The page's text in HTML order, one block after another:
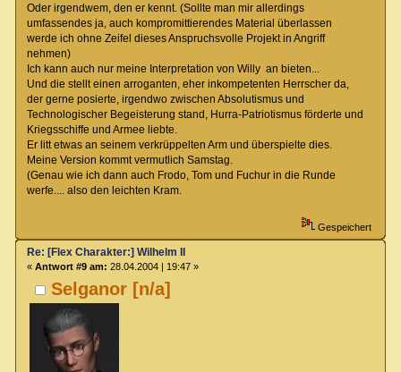
Oder irgendwem, den er kennt. (Sollte man mir allerdings
umfassendes ja, auch kompromittierendes Material überlassen
werde ich ohne Zeifel dieses Anspruchsvolle Projekt in Angriff
nehmen)
Ich kann auch nur meine Interpretation von Willy an bieten...
Und die stellt einen arroganten, eher inkompetenten Herrscher da,
der gerne posierte, irgendwo zwischen Absolutismus und
Technologischer Begeisterung stand, Hurra-Patriotismus förderte und
Kriegsschiffe und Armee liebte.
Er litt etwas an seinem verkrüppelten Arm und überspielte dies.
Meine Version kommt vermutlich Samstag.
(Genau wie ich dann auch Frodo, Tom und Fuchur in die Runde
werfe.... also den leichten Kram.
Gespeichert
Selganor [n/a]
Re: [Flex Charakter:] Wilhelm II
« Antwort #9 am: 28.04.2004 | 19:47 »